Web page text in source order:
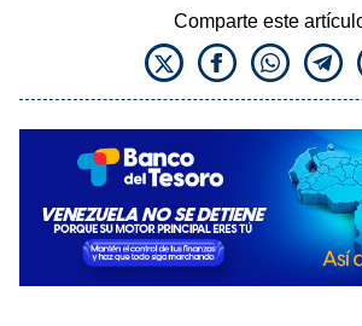
Comparte este